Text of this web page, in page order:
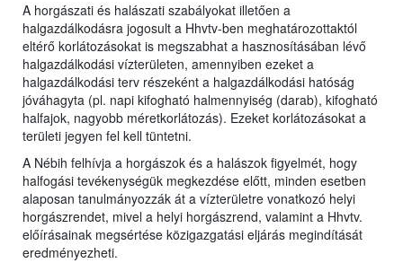
A horgászati és halászati szabályokat illetően a
halgazdálkodásra jogosult a Hhvtv-ben meghatározottaktól
eltérő korlátozásokat is megszabhat a hasznosításában lévő
halgazdálkodási vízterületen, amennyiben ezeket a
halgazdálkodási terv részeként a halgazdálkodási hatóság
jóváhagyta (pl. napi kifogható halmennyiség (darab), kifogható
halfajok, nagyobb méretkorlátozás). Ezeket korlátozásokat a
területi jegyen fel kell tüntetni.
A Nébih felhívja a horgászok és a halászok figyelmét, hogy
halfogási tevékenységük megkezdése előtt, minden esetben
alaposan tanulmányozzák át a vízterületre vonatkozó helyi
horgászrendet, mivel a helyi horgászrend, valamint a Hhvtv.
előírásainak megsértése közigazgatási eljárás megindítását
eredményezheti.